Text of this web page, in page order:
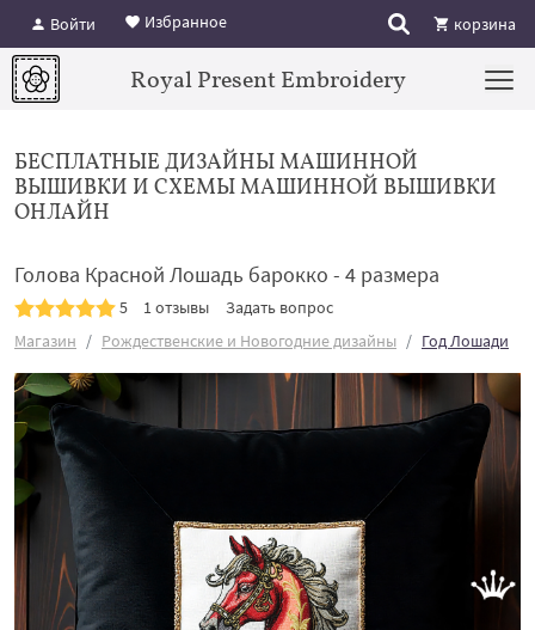
Войти Избранное корзина
Royal Present Embroidery
БЕСПЛАТНЫЕ ДИЗАЙНЫ МАШИННОЙ
ВЫШИВКИ И СХЕМЫ МАШИННОЙ ВЫШИВКИ
ОНЛАЙН
Голова Красной Лошадь барокко - 4 размера
5 1 отзывы
Задать вопрос
Магазин
Рождественские и Новогодние дизайны Год Лошади